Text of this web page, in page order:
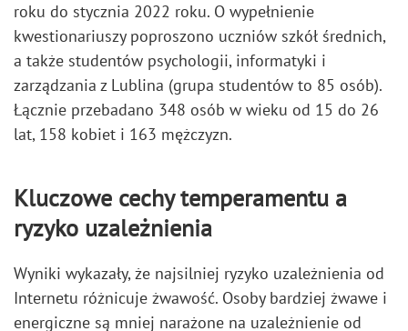
roku do stycznia 2022 roku. O wypełnienie
kwestionariuszy poproszono uczniów szkół średnich,
a także studentów psychologii, informatyki i
zarządzania z Lublina (grupa studentów to 85 osób).
Łącznie przebadano 348 osób w wieku od 15 do 26
lat, 158 kobiet i 163 mężczyzn.
Kluczowe cechy temperamentu a
ryzyko uzależnienia
Wyniki wykazały, że najsilniej ryzyko uzależnienia od
Internetu różnicuje żwawość. Osoby bardziej żwawe i
energiczne są mniej narażone na uzależnienie od